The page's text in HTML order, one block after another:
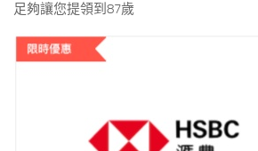
足夠讓您提領到87歲